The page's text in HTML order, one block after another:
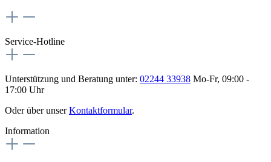
Service-Hotline
Unterstützung und Beratung unter: 02244 33938 Mo-Fr, 09:00 -
17:00 Uhr
Oder über unserKontaktformular.
Information